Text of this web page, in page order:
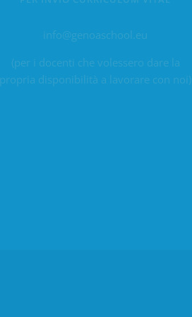
info@genoaschool.eu
(per i docenti che volessero dare la
propria disponibilità a lavorare con noi)